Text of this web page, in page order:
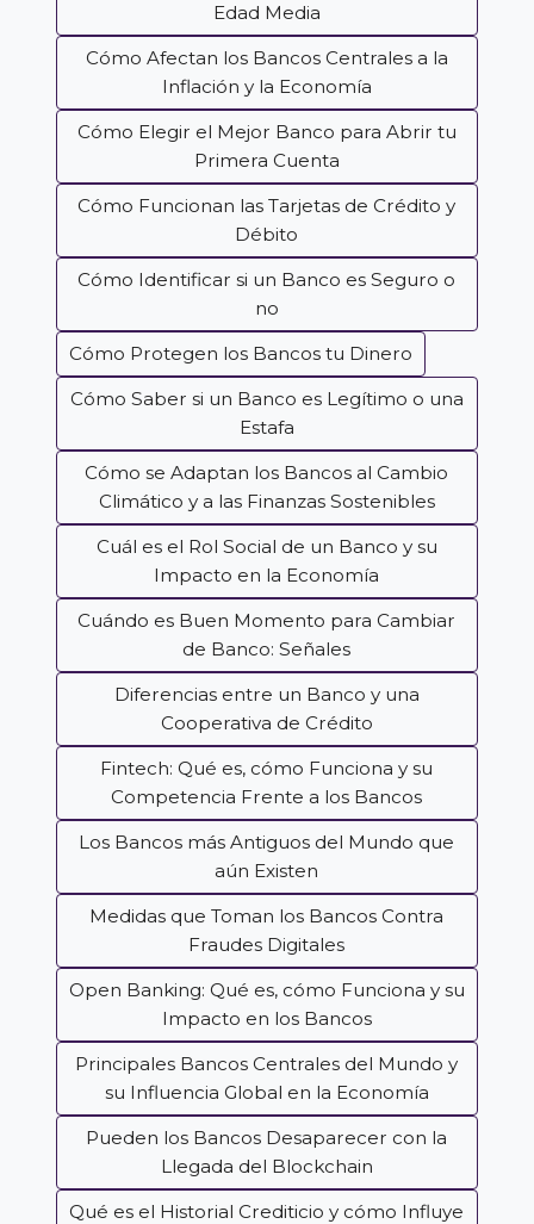
Edad Media
Cómo Afectan los Bancos Centrales a la
Inflación y la Economía
Cómo Elegir el Mejor Banco para Abrir tu
Primera Cuenta
Cómo Funcionan las Tarjetas de Crédito y
Débito
Cómo Identificar si un Banco es Seguro o
no
Cómo Protegen los Bancos tu Dinero
Cómo Saber si un Banco es Legítimo o una
Estafa
Cómo se Adaptan los Bancos al Cambio
Climático y a las Finanzas Sostenibles
Cuál es el Rol Social de un Banco y su
Impacto en la Economía
Cuándo es Buen Momento para Cambiar
de Banco: Señales
Diferencias entre un Banco y una
Cooperativa de Crédito
Fintech: Qué es, cómo Funciona y su
Competencia Frente a los Bancos
Los Bancos más Antiguos del Mundo que
aún Existen
Medidas que Toman los Bancos Contra
Fraudes Digitales
Open Banking: Qué es, cómo Funciona y su
Impacto en los Bancos
Principales Bancos Centrales del Mundo y
su Influencia Global en la Economía
Pueden los Bancos Desaparecer con la
Llegada del Blockchain
Qué es el Historial Crediticio y cómo Influye